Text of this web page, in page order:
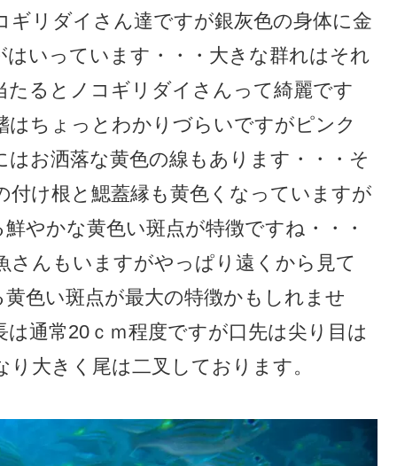
リダイさん達ですが銀灰色の身体に金
いっています・・・大きな群れはそれ
るとノコギリダイさんって綺麗です
ちょっとわかりづらいですがピンク
お洒落な黄色の線もあります・・・そ
け根と鰓蓋縁も黄色くなっていますが
やかな黄色い斑点が特徴ですね・・・
んもいますがやっぱり遠くから見て
色い斑点が最大の特徴かもしれませ
通常20ｃｍ程度ですが口先は尖り目は
大きく尾は二叉しております。